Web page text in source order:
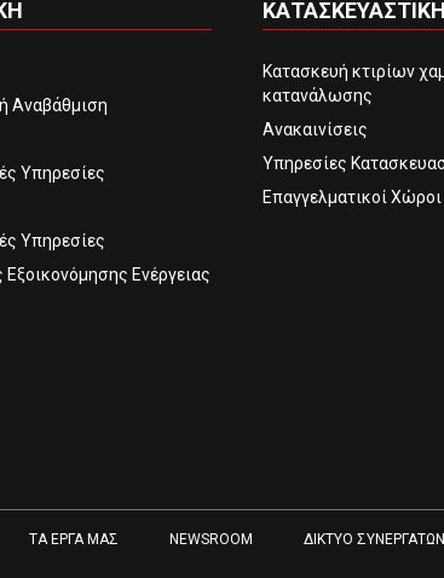
Αναβάθμιση
Υπηρεσίες
Υπηρεσίες
Εξοικονόμησης Ενέργειας
ΚΑΤΑΣΚΕΥΑΣΤΙΚΗ
Κατασκευή κτιρίων
κατανάλωσης
Ανακαινίσεις
Υπηρεσίες
Επαγγελματικοί Χώροι
ΤΑ ΕΡΓΑ ΜΑΣ NEWSROOM ΔΙΚΤΥΟ ΣΥΝΕΡΓΑΤΩΝ